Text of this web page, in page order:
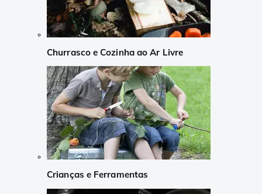
Churrasco e Cozinha ao Ar Livre
Crianças e Ferramentas